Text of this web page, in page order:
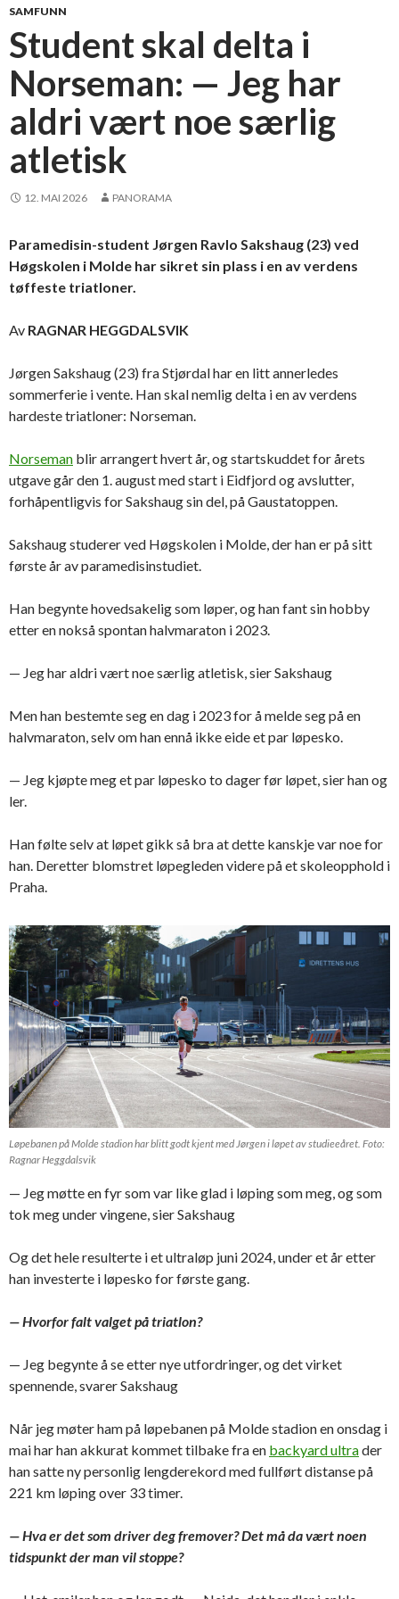
SAMFUNN
Student skal delta i
Norseman: — Jeg har
aldri vært noe særlig
atletisk
12. MAI 2026 PANORAMA
Paramedisin-student Jørgen Ravlo Sakshaug (23) ved
Høgskolen i Molde har sikret sin plass i en av verdens
tøffeste triatloner.
Av RAGNAR HEGGDALSVIK
Jørgen Sakshaug (23) fra Stjørdal har en litt annerledes
sommerferie i vente. Han skal nemlig delta i en av verdens
hardeste triatloner: Norseman.
Norseman blir arrangert hvert år, og startskuddet for årets
utgave går den 1. august med start i Eidfjord og avslutter,
forhåpentligvis for Sakshaug sin del, på Gaustatoppen.
Sakshaug studerer ved Høgskolen i Molde, der han er på sitt
første år av paramedisinstudiet.
Han begynte hovedsakelig som løper, og han fant sin hobby
etter en nokså spontan halvmaraton i 2023.
— Jeg har aldri vært noe særlig atletisk, sier Sakshaug
Men han bestemte seg en dag i 2023 for å melde seg på en
halvmaraton, selv om han ennå ikke eide et par løpesko.
— Jeg kjøpte meg et par løpesko to dager før løpet, sier han og
ler.
Han følte selv at løpet gikk så bra at dette kanskje var noe for
han. Deretter blomstret løpegleden videre på et skoleopphold i
Praha.
Løpebanen på Molde stadion har blitt godt kjent med Jørgen i løpet av studieeåret. Foto:
Ragnar Heggdalsvik
— Jeg møtte en fyr som var like glad i løping som meg, og som
tok meg under vingene, sier Sakshaug
Og det hele resulterte i et ultraløp juni 2024, under et år etter
han investerte i løpesko for første gang.
— Hvorfor falt valget på triatlon?
— Jeg begynte å se etter nye utfordringer, og det virket
spennende, svarer Sakshaug
Når jeg møter ham på løpebanen på Molde stadion en onsdag i
mai har han akkurat kommet tilbake fra en backyard ultrader
han satte ny personlig lengderekord med fullført distanse på
221 km løping over 33 timer.
— Hva er det som driver deg fremover? Det må da vært noen
tidspunkt der man vil stoppe?